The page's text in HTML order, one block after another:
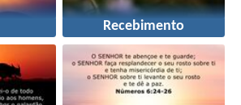
Recebimento